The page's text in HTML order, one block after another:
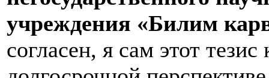
учреждения «Билим
согласен, я сам этот